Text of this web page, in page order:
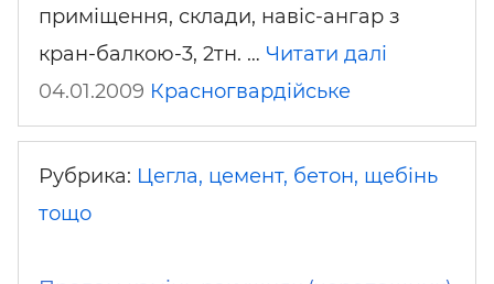
приміщення, склади, навіс-ангар з
кран-балкою-3, 2тн. … Читати далі
04.01.2009 Красногвардійське
Рубрика: Цегла, цемент, бетон, щебінь
тощо